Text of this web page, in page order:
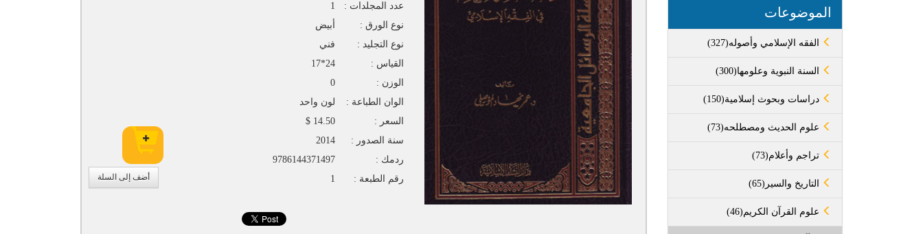
أضف إلى السلة
عدد المجلدات :
1
نوع الورق :
أبيض
نوع التجليد :
فني
القياس :
24*17
الوزن :
0
الوان الطباعة :
لون واحد
السعر :
14.50 $
سنة الصدور :
2014
ردمك :
9786144371497
رقم الطبعة :
1
الموضوعات